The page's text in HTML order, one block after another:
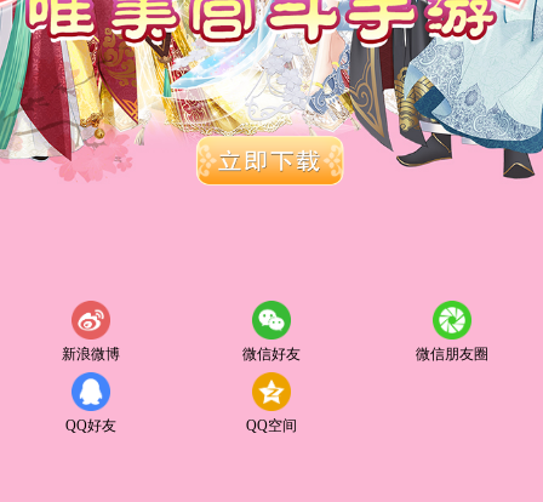
新浪微博 微信好友 微信朋友圈
QQ好友 QQ空间